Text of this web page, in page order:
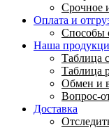
Срочное
Оплата и
Способы
Наша
Таблица
Таблица
Обмен и
Вопрос-
Доставка